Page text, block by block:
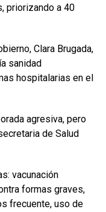
priorizando a 40
Clara Brugada,
sanidad
hospitalarias en el
agresiva, pero
de Salud
vacunación
formas graves,
frecuente, uso de